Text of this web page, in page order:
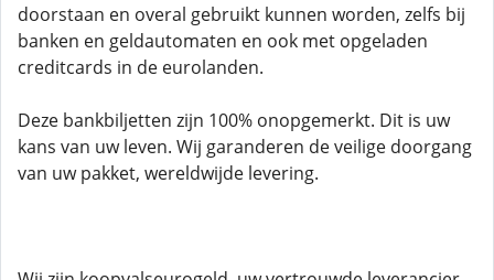
doorstaan ​​en overal gebruikt kunnen worden, zelfs bij
banken en geldautomaten en ook met opgeladen
creditcards in de eurolanden.
Deze bankbiljetten zijn 100% onopgemerkt. Dit is uw
kans van uw leven. Wij garanderen de veilige doorgang
van uw pakket, wereldwijde levering.